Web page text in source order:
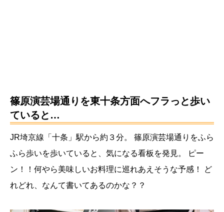
篠原演芸場通りを東十条方面へフラっと歩い
ていると…
JR埼京線「十条」駅から約３分。
篠原演芸場通りをふら
ふら歩いを歩いていると、気になる看板を発見。
ピー
ン！！何やら美味しいお料理に巡れあえそうな予感！
ど
れどれ、なんて書いてあるのかな？？